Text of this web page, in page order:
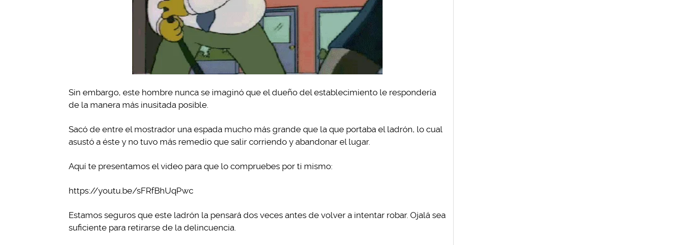
Sin embargo, este hombre nunca se imaginó que el dueño del establecimiento le respondería
de la manera más inusitada posible.
Sacó de entre el mostrador una espada mucho más grande que la que portaba el ladrón, lo cual
asustó a éste y no tuvo más remedio que salir corriendo y abandonar el lugar.
Aquí te presentamos el video para que lo compruebes por ti mismo:
https://youtu.be/sFRfBhUqPwc
Estamos seguros que este ladrón la pensará dos veces antes de volver a intentar robar. Ojalá sea
suficiente para retirarse de la delincuencia.